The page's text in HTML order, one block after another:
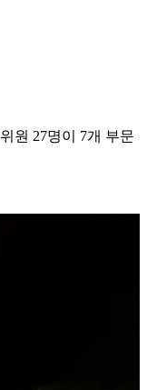
원 27명이 7개 부문